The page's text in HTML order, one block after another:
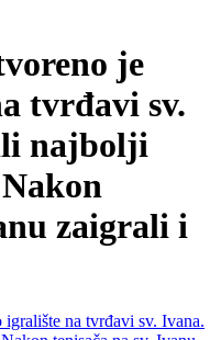
je
tvrđavi sv.
najbolji
zaigrali i